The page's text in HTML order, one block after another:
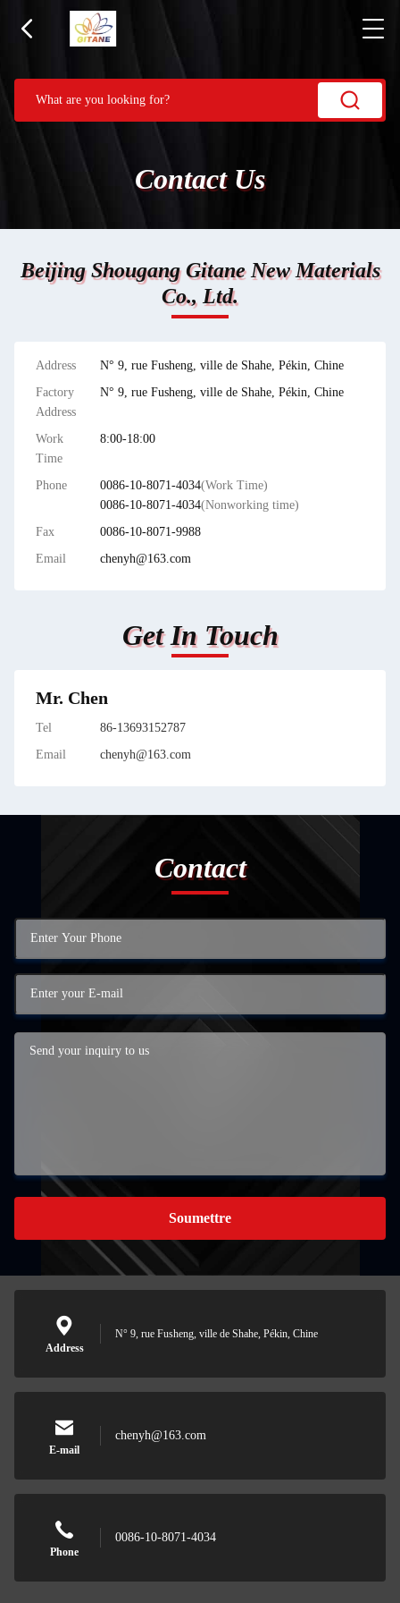
Contact Us
Beijing Shougang Gitane New Materials
Co., Ltd.
Address
N° 9, rue Fusheng, ville de Shahe, Pékin, Chine
Factory
Address
N° 9, rue Fusheng, ville de Shahe, Pékin, Chine
Work
Time
8:00-18:00
Phone 0086-10-8071-4034(Work Time)
0086-10-8071-4034(Nonworking time)
Fax
0086-10-8071-9988
Email
chenyh@163.com
Get In Touch
Mr. Chen
Tel
86-13693152787
Email
chenyh@163.com
Contact
Soumettre
Address
N° 9, rue Fusheng, ville de Shahe, Pékin, Chine
E-mail
chenyh@163.com
Phone
0086-10-8071-4034